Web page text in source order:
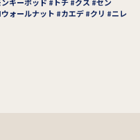
ォールナット カエデ クリ
ニレ